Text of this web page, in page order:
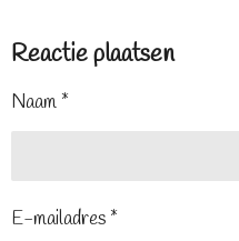
Reactie plaatsen
Naam *
E-mailadres *